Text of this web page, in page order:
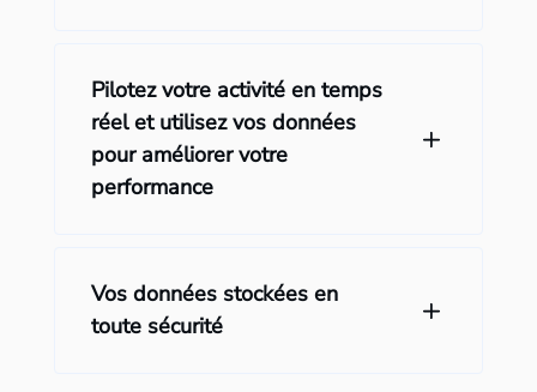
Pilotez votre activité en temps
réel et utilisez vos données
pour améliorer votre
performance
Vos données stockées en
toute sécurité